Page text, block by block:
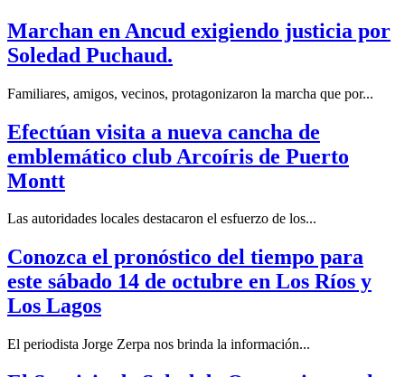
Marchan en Ancud exigiendo justicia por
Soledad Puchaud.
Familiares, amigos, vecinos, protagonizaron la marcha que por...
Efectúan visita a nueva cancha de
emblemático club Arcoíris de Puerto
Montt
Las autoridades locales destacaron el esfuerzo de los...
Conozca el pronóstico del tiempo para
este sábado 14 de octubre en Los Ríos y
Los Lagos
El periodista Jorge Zerpa nos brinda la información...